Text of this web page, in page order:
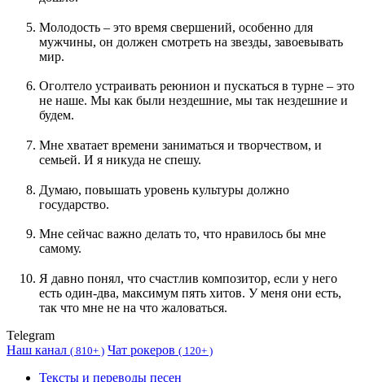
Молодость – это время свершений, особенно для
мужчины, он должен смотреть на звезды, завоевывать
мир.
Оголтело устраивать реюнион и пускаться в турне – это
не наше. Мы как были нездешние, мы так нездешние и
будем.
Мне хватает времени заниматься и творчеством, и
семьей. И я никуда не спешу.
Думаю, повышать уровень культуры должно
государство.
Мне сейчас важно делать то, что нравилось бы мне
самому.
Я давно понял, что счастлив композитор, если у него
есть один-два, максимум пять хитов. У меня они есть,
так что мне не на что жаловаться.
Telegram
Наш канал ( 810+ ) Чат рокеров ( 120+ )
Тексты и переводы песен